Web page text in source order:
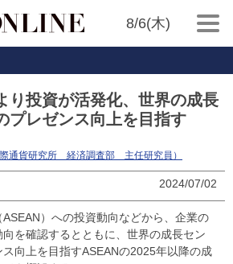
8/6(木)
り投資が活発化、世界の成長
プレゼンス向上を目指す
際通貨研究所 経済調査部 主任研究員）
2024/07/02
）への投資動向などから、企業の
を確認するとともに、世界の成長セン
向上を目指すASEANの2025年以降の成